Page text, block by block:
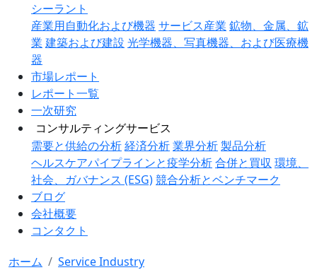
シーラント
産業用自動化および機器 サービス産業 鉱物、金属、鉱
業 建築および建設 光学機器、写真機器、および医療機
器
市場レポート
レポート一覧
一次研究
コンサルティングサービス
需要と供給の分析経済分析業界分析製品分析
ヘルスケアパイプラインと疫学分析合併と買収 環境、
社会、ガバナンス (ESG)競合分析とベンチマーク
ブログ
会社概要
コンタクト
ホーム
Service Industry